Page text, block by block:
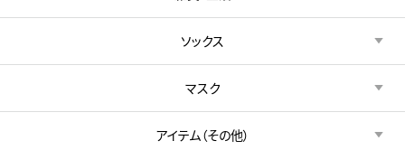
ソックス
マスク
アイテム（その他）